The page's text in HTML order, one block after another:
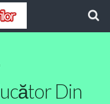
Din